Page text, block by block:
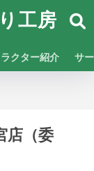
工房
クター紹介 サ
店（委